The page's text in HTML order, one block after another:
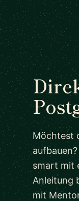
Möchtest
smart mit
Anleitung
mit